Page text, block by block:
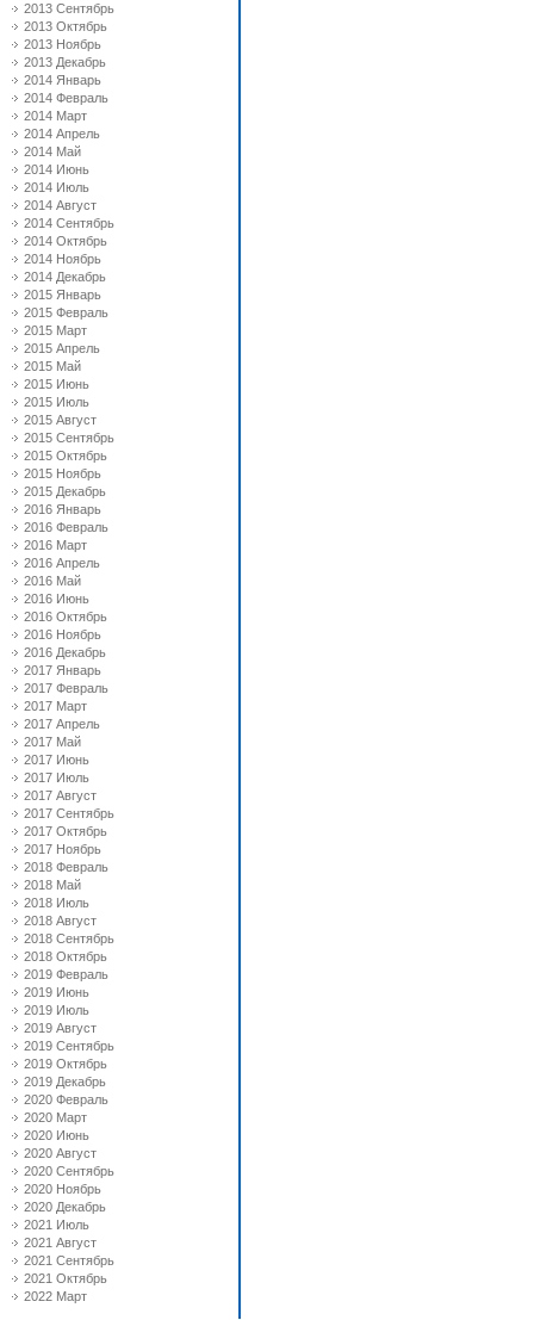
2013 Сентябрь
2013 Октябрь
2013 Ноябрь
2013 Декабрь
2014 Январь
2014 Февраль
2014 Март
2014 Апрель
2014 Май
2014 Июнь
2014 Июль
2014 Август
2014 Сентябрь
2014 Октябрь
2014 Ноябрь
2014 Декабрь
2015 Январь
2015 Февраль
2015 Март
2015 Апрель
2015 Май
2015 Июнь
2015 Июль
2015 Август
2015 Сентябрь
2015 Октябрь
2015 Ноябрь
2015 Декабрь
2016 Январь
2016 Февраль
2016 Март
2016 Апрель
2016 Май
2016 Июнь
2016 Октябрь
2016 Ноябрь
2016 Декабрь
2017 Январь
2017 Февраль
2017 Март
2017 Апрель
2017 Май
2017 Июнь
2017 Июль
2017 Август
2017 Сентябрь
2017 Октябрь
2017 Ноябрь
2018 Февраль
2018 Май
2018 Июль
2018 Август
2018 Сентябрь
2018 Октябрь
2019 Февраль
2019 Июнь
2019 Июль
2019 Август
2019 Сентябрь
2019 Октябрь
2019 Декабрь
2020 Февраль
2020 Март
2020 Июнь
2020 Август
2020 Сентябрь
2020 Ноябрь
2020 Декабрь
2021 Июль
2021 Август
2021 Сентябрь
2021 Октябрь
2022 Март